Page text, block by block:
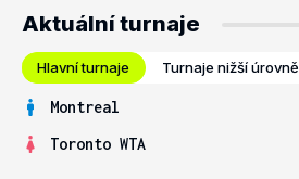
Aktuální turnaje
Hlavní turnaje Turnaje nižší úrovně
Montreal
Toronto WTA